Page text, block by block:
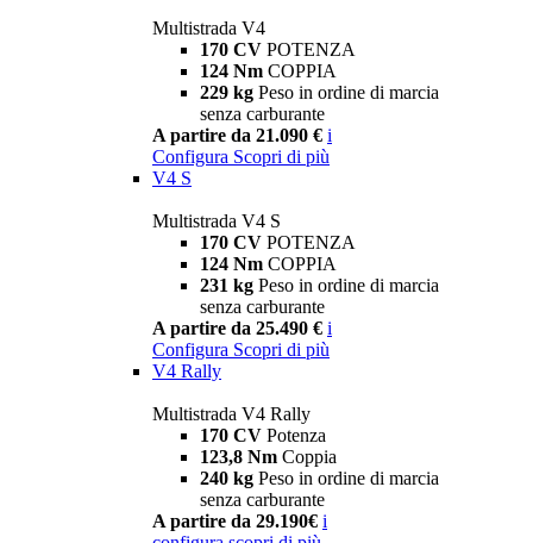
Multistrada V4
170 CV POTENZA
124 Nm COPPIA
229 kg Peso in ordine di marcia
senza carburante
A partire da 21.090 € i
Configura Scopri di più
V4 S
Multistrada V4 S
170 CV POTENZA
124 Nm COPPIA
231 kg Peso in ordine di marcia
senza carburante
A partire da 25.490 € i
Configura Scopri di più
V4 Rally
Multistrada V4 Rally
170 CV Potenza
123,8 Nm Coppia
240 kg Peso in ordine di marcia
senza carburante
A partire da 29.190€ i